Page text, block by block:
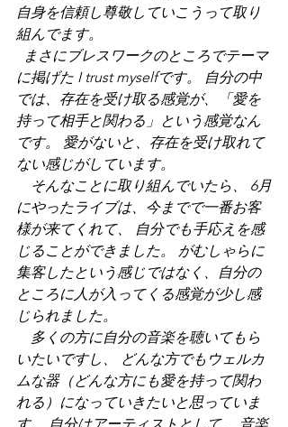
自身を信頼し尊敬していこうって取り
組んでます。
まさにブレスワークのところでテーマ
に掲げた I trust myselfです。 自分の中
では、存在を受け取る感覚が、「愛を
持って相手と関わる」という感覚なん
です。 愛がないと、存在を受け取れて
ない感じがしています。
そんなことに取り組んでいたら、 6月
にやったライブは、今までで一番お客
様が来てくれて、 自分でも手応えを感
じることができました。 がむしゃらに
集客したという感じではなく、自分の
ところに人が入ってくる感覚が少し感
じられました。
多くの方に自分の音楽を聴いてもら
いたいですし、 どんな方でもウェルカ
ムな器（どんな方にも愛を持って関わ
れる）になっていきたいと思っていま